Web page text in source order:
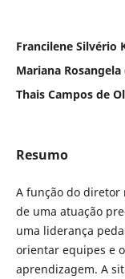
Francilene Silvério
Mariana
Thais Campos de
Resumo
A função do diretor
de uma atuação
uma liderança
orientar equipes e
aprendizagem. A